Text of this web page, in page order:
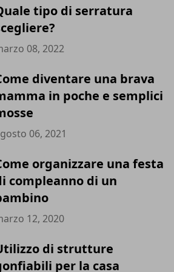
tipo di serratura
08, 2022
diventare una brava
in poche e semplici
06, 2021
organizzare una festa
compleanno di un
12, 2020
di strutture
per la casa